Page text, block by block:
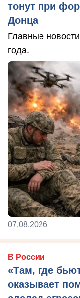
тонут при
Донца
Главные
года.
07.08.2026
В России
«Там, где
оказывает